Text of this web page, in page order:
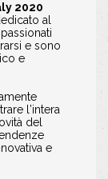
2020
al
e sono
e
l’intera
del
e